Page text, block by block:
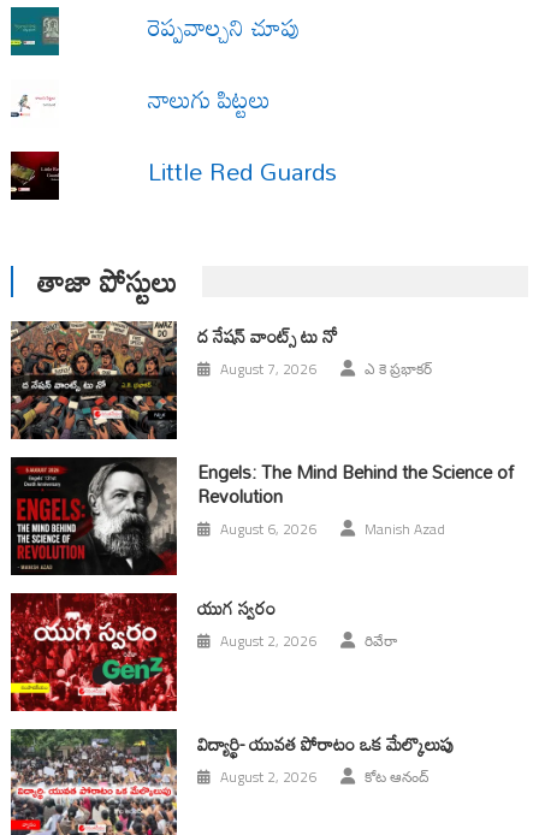
రెప్పవాల్చని చూపు
నాలుగు పిట్టలు
Little Red Guards
తాజా పోస్టులు
ద నేషన్ వాంట్స్ టు నో
August 7, 2026 ఎ కె ప్రభాకర్
Engels: The Mind Behind the Science of
Revolution
August 6, 2026 Manish Azad
యుగ స్వ‌రం
August 2, 2026 రివేరా
విద్యార్థి- యువత పోరాటం ఒక మేల్కొలుపు
August 2, 2026 కోట ఆనంద్